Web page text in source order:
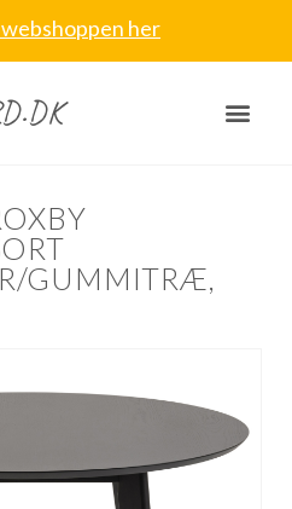
her
GUMMITRÆ,